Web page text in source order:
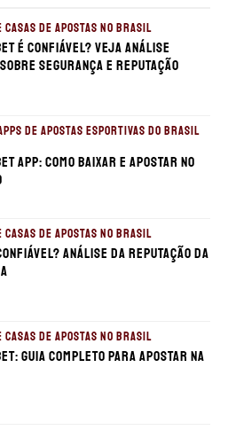
CASAS DE APOSTAS NO BRASIL
é confiável? Veja análise
segurança e reputação
DE APOSTAS ESPORTIVAS DO BRASIL
app: Como baixar e apostar no
CASAS DE APOSTAS NO BRASIL
Análise da reputação da
CASAS DE APOSTAS NO BRASIL
guia completo para apostar na